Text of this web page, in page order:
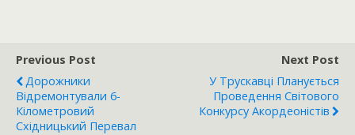
Previous Post
Дорожники
Відремонтували 6-
Кілометровий
Східницький Перевал
Next Post
У Трускавці Планується
Проведення Світового
Конкурсу Акордеоністів